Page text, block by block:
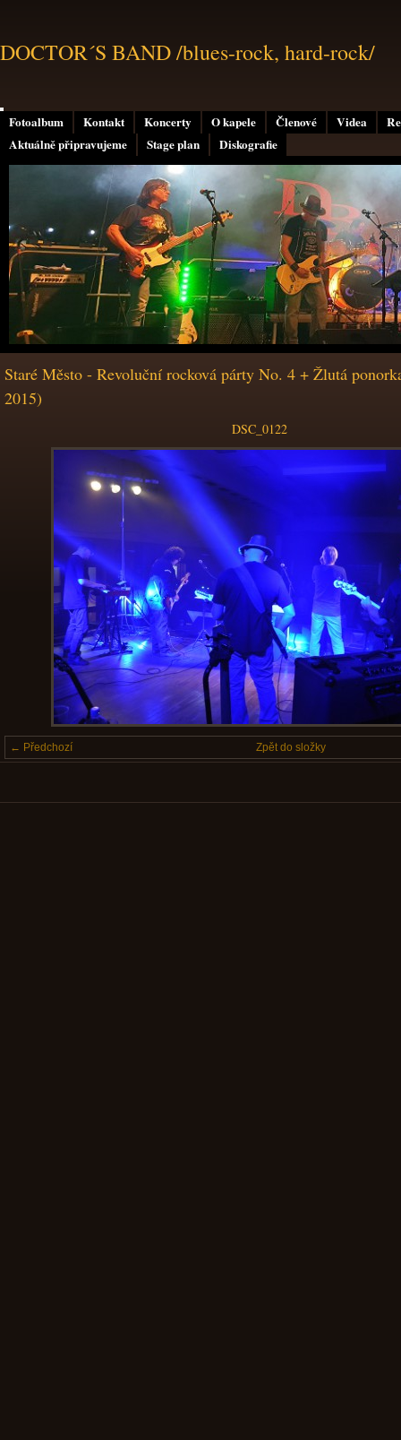
Fotoalbum Kontakt Koncerty O kapele Členové Videa
Aktuálně připravujeme
Stage plan Diskografie
DOCTOR´S BAND /blues-rock, hard-rock/
Staré Město - Revoluční rocková párty No. 4 + Žlutá
2015)
DSC_0122
← Předchozí Zpět do složky